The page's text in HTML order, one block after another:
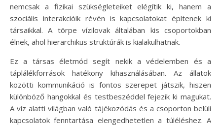
nemcsak a fizikai szükségleteiket elégítik ki, hanem a
szociális interakcióik révén is kapcsolatokat építenek ki
társaikkal. A törpe vízilovak általában kis csoportokban
élnek, ahol hierarchikus struktúrák is kialakulhatnak.
Ez a társas életmód segít nekik a védelemben és a
táplálékforrások hatékony kihasználásában. Az állatok
közötti kommunikáció is fontos szerepet játszik, hiszen
különböző hangokkal és testbeszéddel fejezik ki magukat.
A víz alatti világban való tájékozódás és a csoporton belüli
kapcsolatok fenntartása elengedhetetlen a túléléshez. A